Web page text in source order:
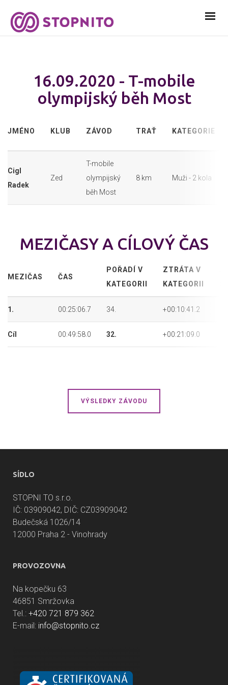
16.09.2020 - T-mobile
olympijský běh Most
JMÉNO KLUB ZÁVOD TRAŤ KATEGORIE
Cigl
Radek
Zed
T-mobile
olympijský
běh Most
8 km Muži - 2 kola
MEZIČASY A CÍLOVÝ ČAS
MEZIČAS ČAS
POŘADÍ V
KATEGORII
ZTRÁTA V
KATEGORII
1. 00:25:06.7 34. +00:10:41.2
Cíl 00:49:58.0 32. +00:21:09.0
VÝSLEDKY ZÁVODU
SÍDLO
STOPNI TO s.r.o.
IČ: 03909042, DIČ: CZ03909042
Budečská 1026/14
12000 Praha 2 - Vinohrady
PROVOZOVNA
Na kopečku 63
46851 Smržovka
Tel.: +420 721 879 362
E-mail: info@stopnito.cz